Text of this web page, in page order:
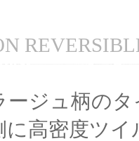
ージュ柄の
に高密度ツ